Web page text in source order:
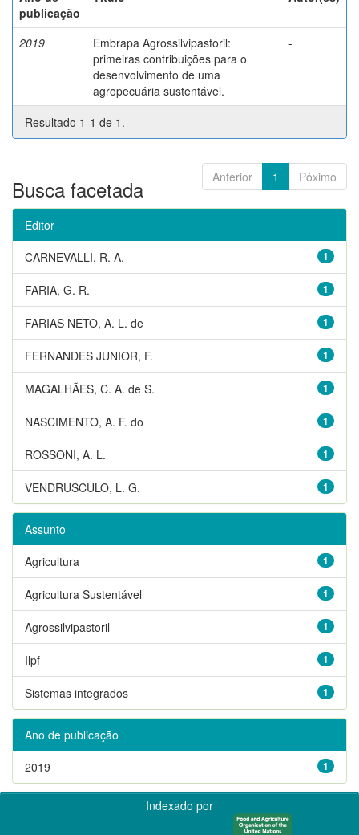
publicação
2019
Embrapa Agrossilvipastoril:
primeiras contribuições para o
desenvolvimento de uma
agropecuária sustentável.
-
Resultado 1-1 de 1.
Anterior 1 Póximo
Busca facetada
Editor
1
CARNEVALLI, R. A.
1
FARIA, G. R.
1
FARIAS NETO, A. L. de
1
FERNANDES JUNIOR, F.
1
MAGALHÃES, C. A. de S.
1
NASCIMENTO, A. F. do
1
ROSSONI, A. L.
1
VENDRUSCULO, L. G.
Assunto
1
Agricultura
1
Agricultura Sustentável
1
Agrossilvipastoril
1
Ilpf
1
Sistemas integrados
Ano de publicação
1
2019
Indexado por